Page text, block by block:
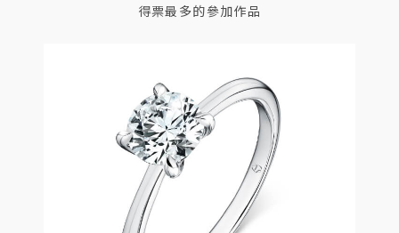
得票最多的參加作品